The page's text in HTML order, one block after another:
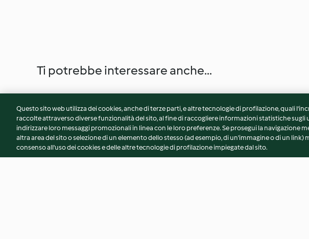
Ti potrebbe interessare anche...
Questo sito web utilizza dei cookies, anche di terze parti, e altre tecnologie di profilazione, quali
raccolte attraverso diverse funzionalità del sito, al fine di raccogliere informazioni statistiche sugli
indirizzare loro messaggi promozionali in linea con le loro preferenze. Se prosegui la navigazione
altra area del sito o selezione di un elemento dello stesso (ad esempio, di un'immagine o di un link)
consenso all'uso dei cookies e delle altre tecnologie di profilazione impiegate dal sito.